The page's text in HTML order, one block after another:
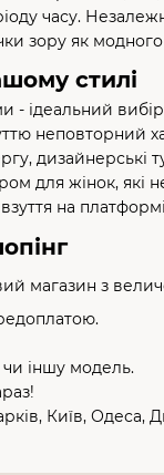
часу.
зору як модного
стилі
- ідеальний
неповторний
для жінок, які
на
магазин з
іншу модель.
Київ, Одеса,